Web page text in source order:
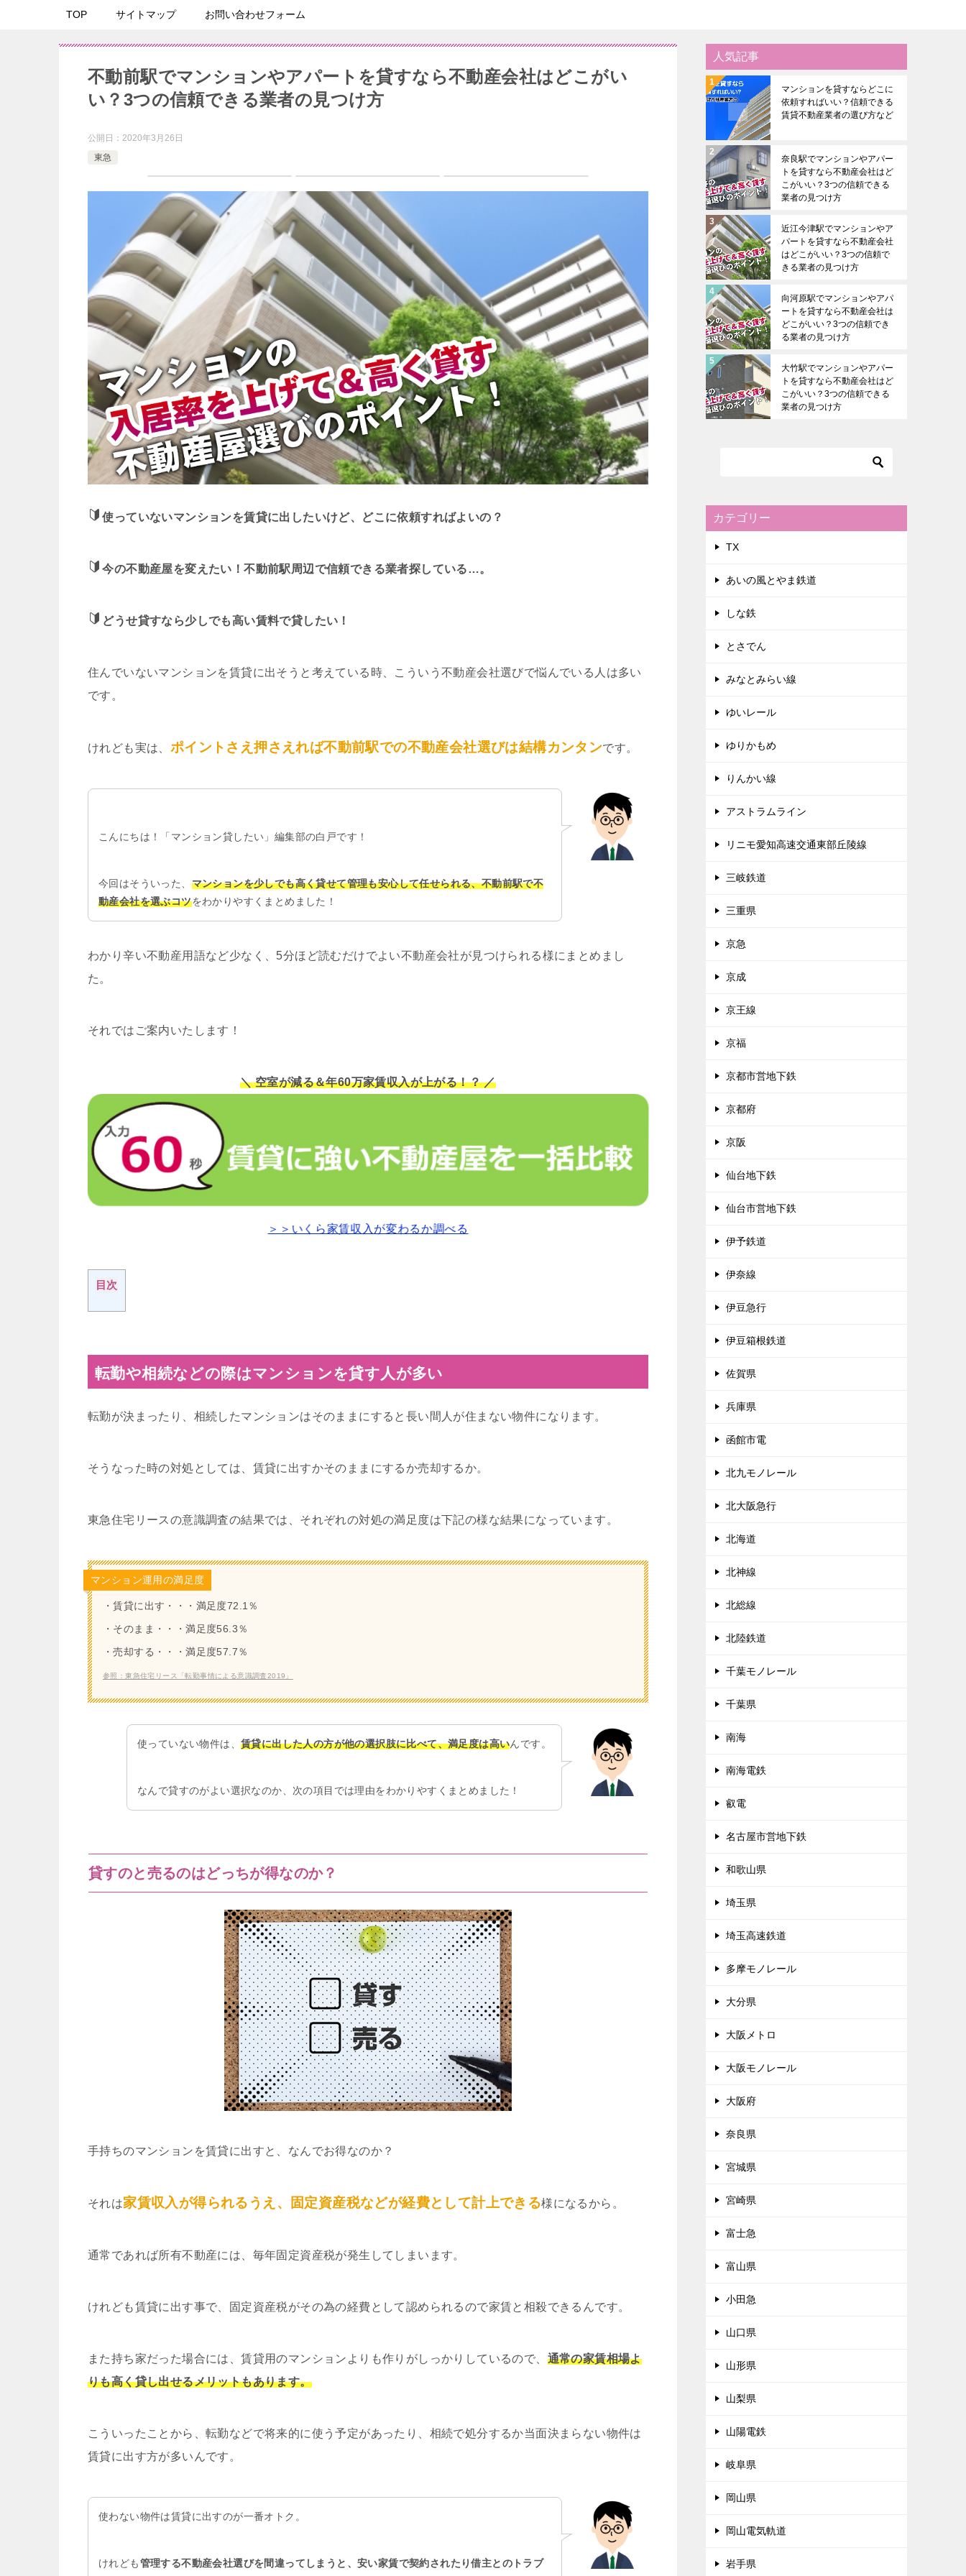
TOP サイトマップ お問い合わせフォーム
不動前駅でマンションやアパートを貸すなら不動産会社はどこがい
い？3つの信頼できる業者の見つけ方
公開日： 2020年3月26日
東急
使っていないマンションを賃貸に出したいけど、どこに依頼すればよいの？
今の不動産屋を変えたい！不動前駅周辺で信頼できる業者探している…。
どうせ貸すなら少しでも高い賃料で貸したい！
住んでいないマンションを賃貸に出そうと考えている時、こういう不動産会社選びで悩んでいる人は多い
です。
けれども実は、 ポイントさえ押さえれば不動前駅での不動産会社選びは結構カンタンです。
こんにちは！「マンション貸したい」編集部の白戸です！
今回はそういった、 マンションを少しでも高く貸せて管理も安心して任せられる、不動前駅で不
動産会社を選ぶコツをわかりやすくまとめました！
わかり辛い不動産用語など少なく、5分ほど読むだけでよい不動産会社が見つけられる様にまとめまし
た。
それではご案内いたします！
＼ 空室が減る＆年60万家賃収入が上がる！？ ／
＞＞いくら家賃収入が変わるか調べる
目次
転勤や相続などの際はマンションを貸す人が多い
転勤が決まったり、相続したマンションはそのままにすると長い間人が住まない物件になります。
そうなった時の対処としては、賃貸に出すかそのままにするか売却するか。
東急住宅リースの意識調査の結果では、それぞれの対処の満足度は下記の様な結果になっています。
マンション運用の満足度
・賃貸に出す・・・満足度72.1％
・そのまま・・・満足度56.3％
・売却する・・・満足度57.7％
参照：東急住宅リース「転勤事情による意識調査2019」
使っていない物件は、 賃貸に出した人の方が他の選択肢に比べて、満足度は高いんです。
なんで貸すのがよい選択なのか、次の項目では理由をわかりやすくまとめました！
貸すのと売るのはどっちが得なのか？
手持ちのマンションを賃貸に出すと、なんでお得なのか？
それは家賃収入が得られるうえ、固定資産税などが経費として計上できる様になるから。
通常であれば所有不動産には、毎年固定資産税が発生してしまいます。
けれども賃貸に出す事で、固定資産税がその為の経費として認められるので家賃と相殺できるんです。
また持ち家だった場合には、賃貸用のマンションよりも作りがしっかりしているので、 通常の家賃相場よ
りも高く貸し出せるメリットもあります。
こういったことから、転勤などで将来的に使う予定があったり、相続で処分するか当面決まらない物件は
賃貸に出す方が多いんです。
使わない物件は賃貸に出すのが一番オトク。
けれども管理する不動産会社選びを間違ってしまうと、安い家賃で契約されたり借主とのトラブ
人気記事
マンションを貸すならどこに
依頼すればいい？信頼できる
賃貸不動産業者の選び方など
奈良駅でマンションやアパー
トを貸すなら不動産会社はど
こがいい？3つの信頼できる
業者の見つけ方
近江今津駅でマンションやア
パートを貸すなら不動産会社
はどこがいい？3つの信頼で
きる業者の見つけ方
向河原駅でマンションやアパ
ートを貸すなら不動産会社は
どこがいい？3つの信頼でき
る業者の見つけ方
大竹駅でマンションやアパー
トを貸すなら不動産会社はど
こがいい？3つの信頼できる
業者の見つけ方
カテゴリー
TX
あいの風とやま鉄道
しな鉄
とさでん
みなとみらい線
ゆいレール
ゆりかもめ
りんかい線
アストラムライン
リニモ愛知高速交通東部丘陵線
三岐鉄道
三重県
京急
京成
京王線
京福
京都市営地下鉄
京都府
京阪
仙台地下鉄
仙台市営地下鉄
伊予鉄道
伊奈線
伊豆急行
伊豆箱根鉄道
佐賀県
兵庫県
函館市電
北九モノレール
北大阪急行
北海道
北神線
北総線
北陸鉄道
千葉モノレール
千葉県
南海
南海電鉄
叡電
名古屋市営地下鉄
和歌山県
埼玉県
埼玉高速鉄道
多摩モノレール
大分県
大阪メトロ
大阪モノレール
大阪府
奈良県
宮城県
宮崎県
富士急
富山県
小田急
山口県
山形県
山梨県
山陽電鉄
岐阜県
岡山県
岡山電気軌道
岩手県